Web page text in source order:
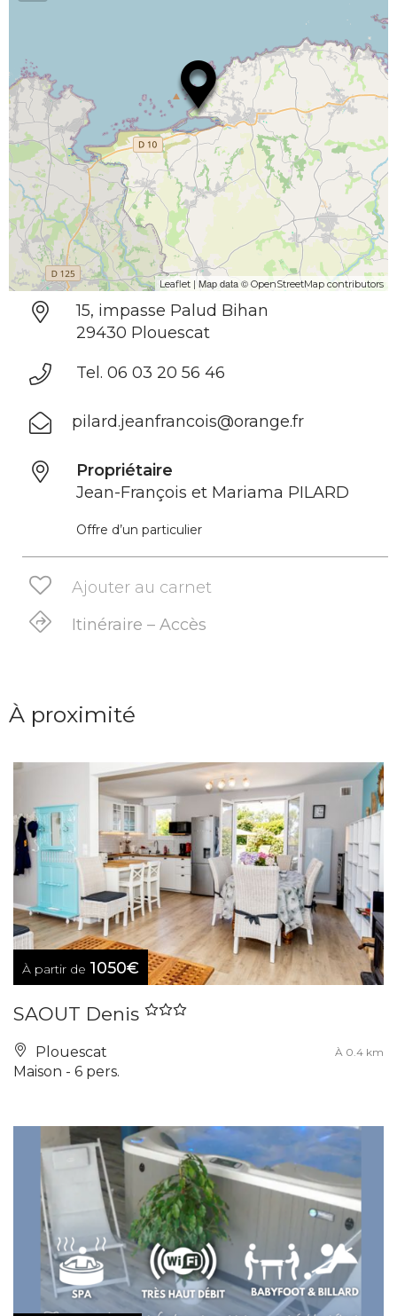
Leaflet | Map data © OpenStreetMap contributors
15, impasse Palud Bihan
29430 Plouescat
Tel. 06 03 20 56 46
pilard.jeanfrancois@orange.fr
Propriétaire
Jean-François et Mariama PILARD
Offre d’un particulier
Ajouter au carnet
Itinéraire – Accès
À proximité
À partir de 1050€
SAOUT Denis
Plouescat À 0.4 km
Maison - 6 pers.